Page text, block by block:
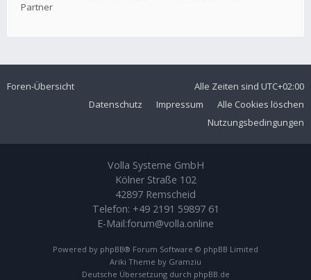
Partner
Foren-Übersicht Alle Zeiten sind UTC+02:00
Alle Cookies löschen
Impressum
Datenschutz
Nutzungsbedingungen
Volla Systeme GmbH
Kölner Straße 102
42897 Remscheid
Telefon: +49 2191 59897 61
E-Mail:forum@volla.online
Powered by phpBB® Forum Software © phpBB Limited
Ariki Theme by Gramziu
Deutsche Übersetzung durch phpBB.de